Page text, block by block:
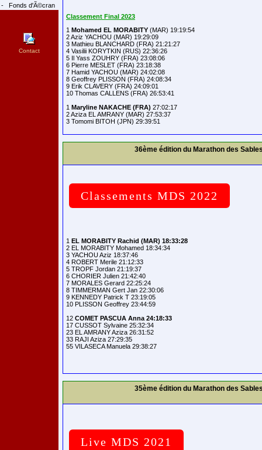
-
Fonds d'Ã©cran
Contact
Classement Final 2023
1 Mohamed EL MORABITY (MAR) 19:19:54
2 Aziz YACHOU (MAR) 19:29:09
3 Mathieu BLANCHARD (FRA) 21:21:27
4 Vasilii KORYTKIN (RUS) 22:36:26
5 Il Yass ZOUHRY (FRA) 23:08:06
6 Pierre MESLET (FRA) 23:18:38
7 Hamid YACHOU (MAR) 24:02:08
8 Geoffrey PLISSON (FRA) 24:08:34
9 Erik CLAVERY (FRA) 24:09:01
10 Thomas CALLENS (FRA) 26:53:41
1 Maryline NAKACHE (FRA) 27:02:17
2 Aziza EL AMRANY (MAR) 27:53:37
36ème édition du Marathon des
Classements MDS 2022
1 EL MORABITY Rachid (MAR) 18:33:28
2 EL MORABITY Mohamed 18:34:34
3 YACHOU Aziz 18:37:46
4 ROBERT Merile 21:12:33
5 TROPF Jordan 21:19:37
6 CHORIER Julien 21:42:40
7 MORALES Gerard 22:25:24
8 TIMMERMAN Gert Jan 22:30:06
9 KENNEDY Patrick T 23:19:05
10 PLISSON Geoffrey 23:44:59
12 COMET PASCUA Anna 24:18:33
17 CUSSOT Sylvaine 25:32:34
23 EL AMRANY Aziza 26:31:52
33 RAJI Aziza 27:29:35
35ème édition du Marathon des
Live MDS 2021